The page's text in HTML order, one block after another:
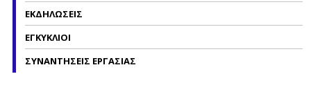
ΕΚΔΗΛΩΣΕΙΣ
ΕΓΚΥΚΛΙΟΙ
ΣΥΝΑΝΤΗΣΕΙΣ ΕΡΓΑΣΙΑΣ